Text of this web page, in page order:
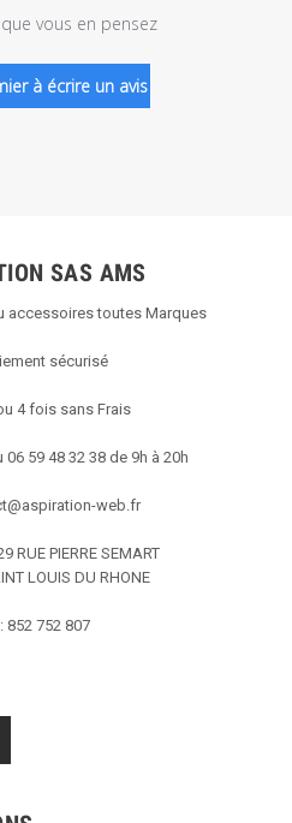
vous en pensez
à écrire un avis
SAS AMS
accessoires toutes Marques
sécurisé
4 fois sans Frais
06 59 48 32 38 de 9h à 20h
web.fr
RUE PIERRE SEMART
LOUIS DU RHONE
852 752 807